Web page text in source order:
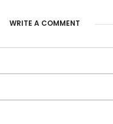
WRITE A COMMENT